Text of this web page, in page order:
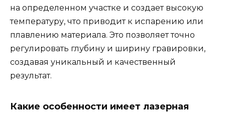
на определенном участке и создает высокую
температуру, что приводит к испарению или
плавлению материала. Это позволяет точно
регулировать глубину и ширину гравировки,
создавая уникальный и качественный
результат.
Какие особенности имеет лазерная